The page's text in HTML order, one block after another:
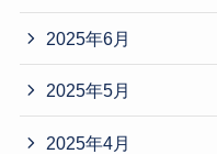
2025年6月
2025年5月
2025年4月